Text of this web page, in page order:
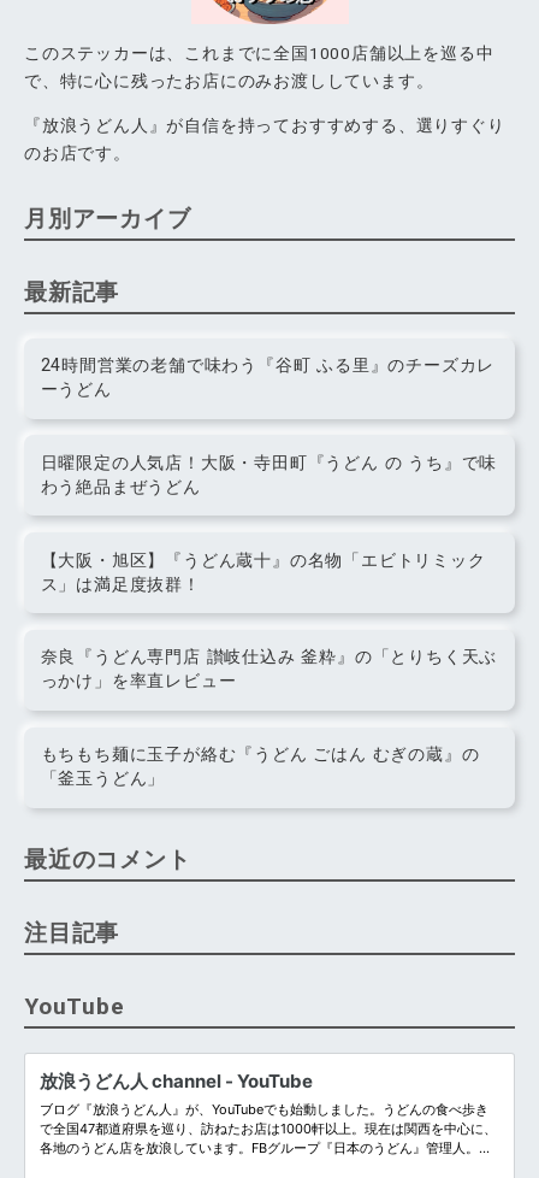
このステッカーは、これまでに全国1000店舗以上を巡る中
で、特に心に残ったお店にのみお渡ししています。
『放浪うどん人』が自信を持っておすすめする、選りすぐり
のお店です。
月別アーカイブ
最新記事
24時間営業の老舗で味わう『谷町 ふる里』のチーズカレ
ーうどん
日曜限定の人気店！大阪・寺田町『うどん の うち』で味
わう絶品まぜうどん
【大阪・旭区】『うどん蔵十』の名物「エビトリミック
ス」は満足度抜群！
奈良『うどん専門店 讃岐仕込み 釜粋』の「とりちく天ぶ
っかけ」を率直レビュー
もちもち麺に玉子が絡む『うどん ごはん むぎの蔵』の
「釜玉うどん」
最近のコメント
注目記事
YouTube